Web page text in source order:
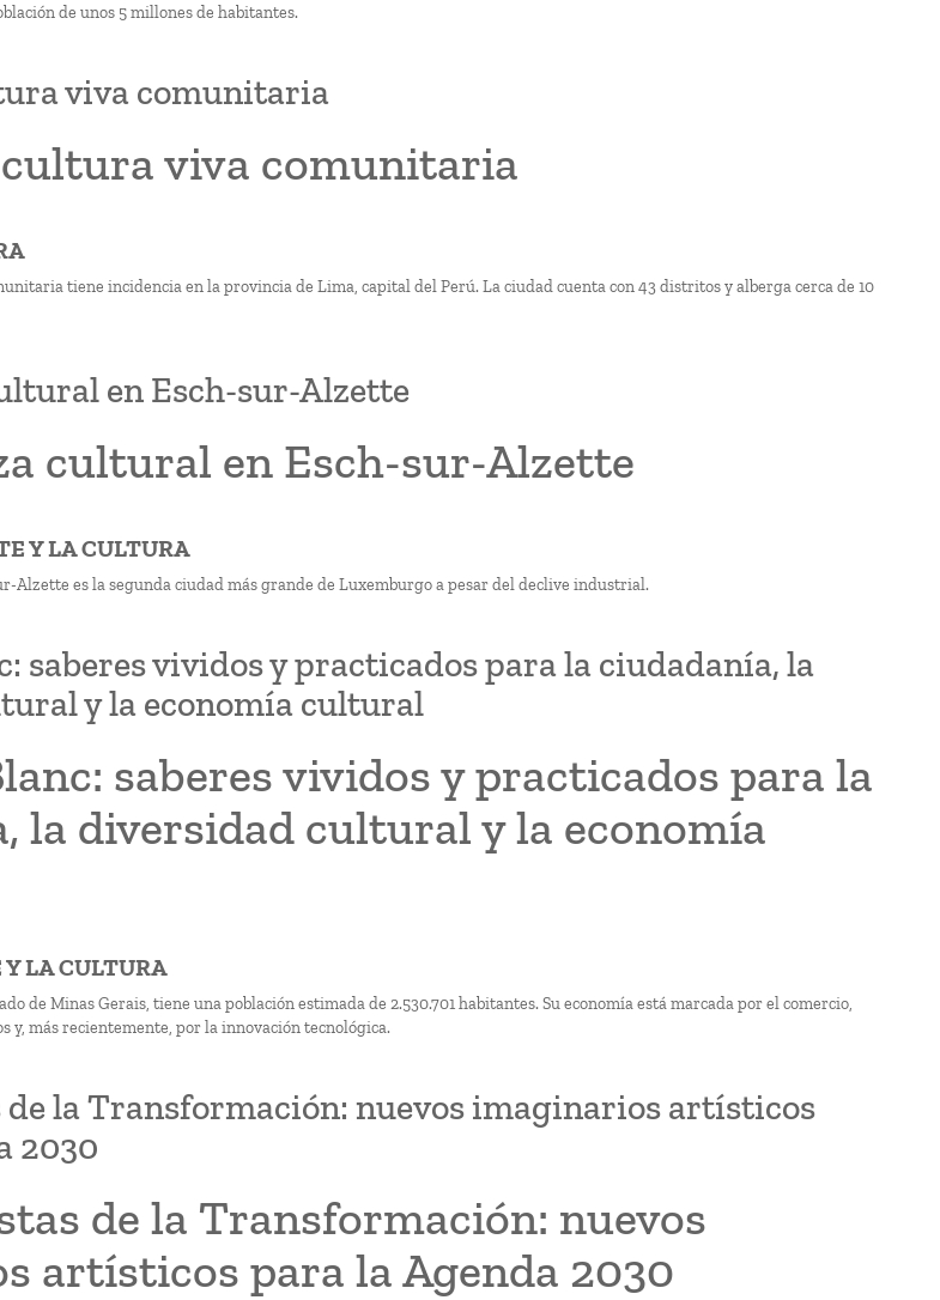
de unos 5 millones de habitantes.
viva comunitaria
viva comunitaria
tiene incidencia en la provincia de Lima, capital del Perú. La ciudad cuenta con 43 distritos y alberga cerca de 10
en Esch-sur-Alzette
cultural en Esch-sur-Alzette
Y LA CULTURA
Alzette es la segunda ciudad más grande de Luxemburgo a pesar del declive industrial.
saberes vividos y practicados para la ciudadanía, la
y la economía cultural
saberes vividos y practicados para la
la diversidad cultural y la economía
Y LA CULTURA
de Minas Gerais, tiene una población estimada de 2.530.701 habitantes. Su economía está marcada por el comercio,
y, más recientemente, por la innovación tecnológica.
de la Transformación: nuevos imaginarios artísticos
2030
de la Transformación: nuevos
artísticos para la Agenda 2030